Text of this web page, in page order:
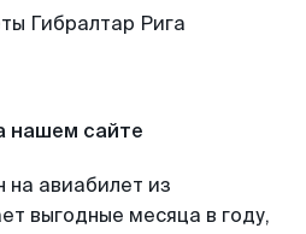
нашем сайте
на авиабилет из
выгодные месяца в году,